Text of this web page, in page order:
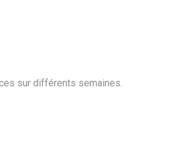
sur différents semaines.